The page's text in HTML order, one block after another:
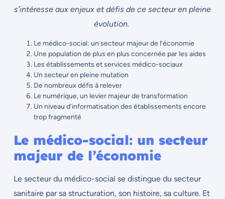
s’intéresse aux enjeux et défis de ce secteur en pleine
évolution.
Le médico-social: un secteur majeur de l’économie
Une population de plus en plus concernée par les aides
Les établissements et services médico-sociaux
Un secteur en pleine mutation
De nombreux défis à relever
Le numérique, un levier majeur de transformation
Un niveau d’informatisation des établissements encore
trop fragmenté
Le médico-social: un secteur
majeur de l’économie
Le secteur du médico-social se distingue du secteur
sanitaire par sa structuration, son histoire, sa culture. Et